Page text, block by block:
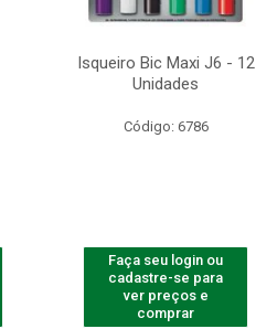
Isqueiro Bic Maxi J6 - 12
Unidades
Código: 6786
Faça seu login ou
cadastre-se para
ver preços e
comprar